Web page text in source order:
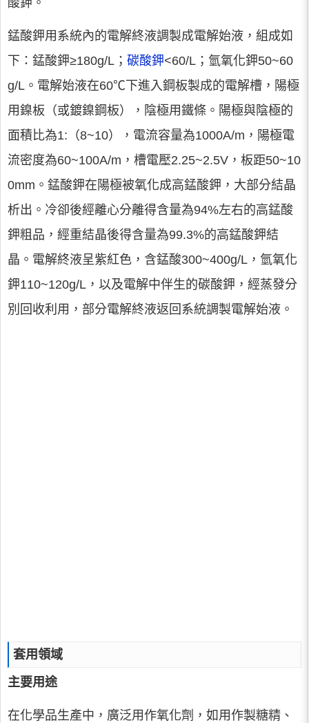
酸鉀。
錳酸鉀用系統內的電解終液調製成電解始液，組成如
下：錳酸鉀≥180g/L； 碳酸鉀<60/L；氫氧化鉀50~60
g/L。電解始液在60℃下進入鋼板製成的電解槽，陽極
用鎳板（或鍍鎳鋼板），陰極用鐵條。陽極與陰極的
面積比為1:（8~10），電流容量為1000A/m，陽極電
流密度為60~100A/m，槽電壓2.25~2.5V，板距50~10
0mm。錳酸鉀在陽極被氧化成高錳酸鉀，大部分結晶
析出。冷卻後經離心分離得含量為94%左右的高錳酸
鉀粗品，經重結晶後得含量為99.3%的高錳酸鉀結
晶。電解終液呈紫紅色，含錳酸300~400g/L，氫氧化
鉀110~120g/L，以及電解中伴生的碳酸鉀，經蒸發分
別回收利用，部分電解終液返回系統調製電解始液。
套用領域
主要用途
在化學品生產中，廣泛用作氧化劑，如用作製糖精、